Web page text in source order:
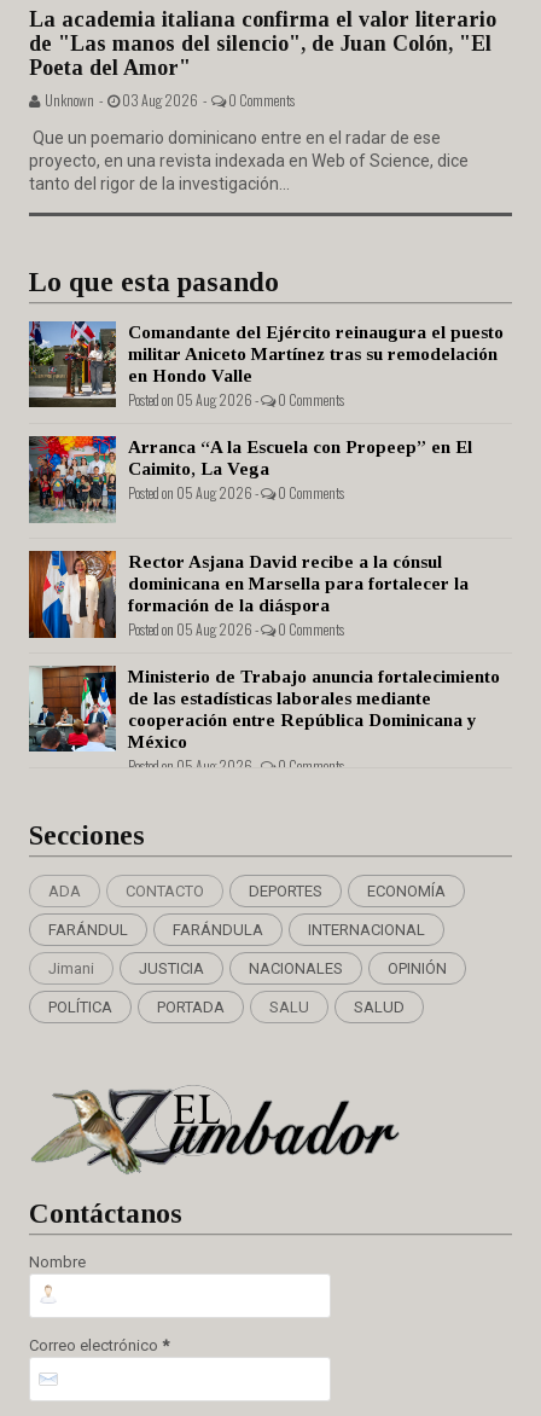
La academia italiana confirma el valor literario
de "Las manos del silencio", de Juan Colón, "El
Poeta del Amor"
Unknown - 03 Aug 2026 - 0 Comments
Que un poemario dominicano entre en el radar de ese
proyecto, en una revista indexada en Web of Science, dice
tanto del rigor de la investigación...
Lo que esta pasando
Comandante del Ejército reinaugura el puesto
militar Aniceto Martínez tras su remodelación
en Hondo Valle
Posted on 05 Aug 2026 - 0 Comments
Arranca “A la Escuela con Propeep” en El
Caimito, La Vega
Posted on 05 Aug 2026 - 0 Comments
Rector Asjana David recibe a la cónsul
dominicana en Marsella para fortalecer la
formación de la diáspora
Posted on 05 Aug 2026 - 0 Comments
Ministerio de Trabajo anuncia fortalecimiento
de las estadísticas laborales mediante
cooperación entre República Dominicana y
México
Posted on 05 Aug 2026 - 0 Comments
Secciones
ADA CONTACTO DEPORTES ECONOMÍA
FARÁNDUL FARÁNDULA INTERNACIONAL
Jimani JUSTICIA NACIONALES OPINIÓN
POLÍTICA PORTADA SALU SALUD
Contáctanos
Nombre
Correo electrónico *